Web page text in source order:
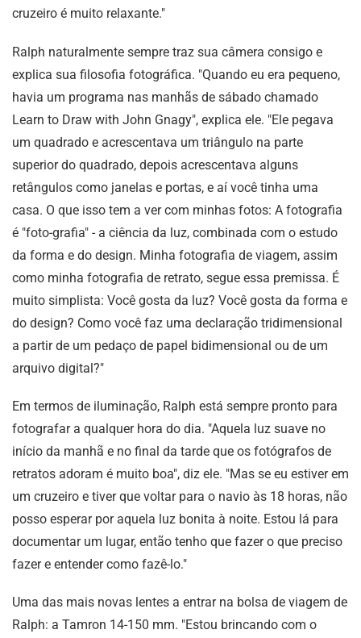
cruzeiro é muito relaxante."
Ralph naturalmente sempre traz sua câmera consigo e
explica sua filosofia fotográfica. "Quando eu era pequeno,
havia um programa nas manhãs de sábado chamado
Learn to Draw with John Gnagy", explica ele. "Ele pegava
um quadrado e acrescentava um triângulo na parte
superior do quadrado, depois acrescentava alguns
retângulos como janelas e portas, e aí você tinha uma
casa. O que isso tem a ver com minhas fotos: A fotografia
é "foto-grafia" - a ciência da luz, combinada com o estudo
da forma e do design. Minha fotografia de viagem, assim
como minha fotografia de retrato, segue essa premissa. É
muito simplista: Você gosta da luz? Você gosta da forma e
do design? Como você faz uma declaração tridimensional
a partir de um pedaço de papel bidimensional ou de um
arquivo digital?"
Em termos de iluminação, Ralph está sempre pronto para
fotografar a qualquer hora do dia. "Aquela luz suave no
início da manhã e no final da tarde que os fotógrafos de
retratos adoram é muito boa", diz ele. "Mas se eu estiver em
um cruzeiro e tiver que voltar para o navio às 18 horas, não
posso esperar por aquela luz bonita à noite. Estou lá para
documentar um lugar, então tenho que fazer o que preciso
fazer e entender como fazê-lo."
Uma das mais novas lentes a entrar na bolsa de viagem de
Ralph: a Tamron 14-150 mm. "Estou brincando com o